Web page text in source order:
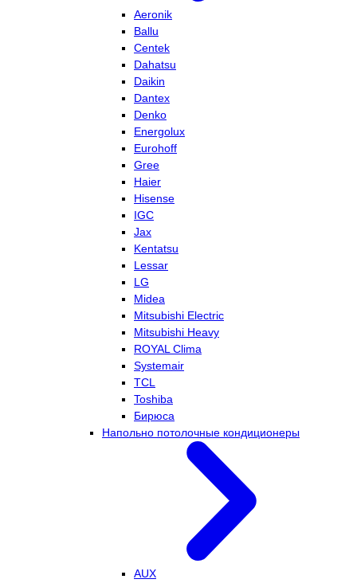
Aeronik
Ballu
Centek
Dahatsu
Daikin
Dantex
Denko
Energolux
Eurohoff
Gree
Haier
Hisense
IGC
Jax
Kentatsu
Lessar
LG
Midea
Mitsubishi Electric
Mitsubishi Heavy
ROYAL Clima
Systemair
TCL
Toshiba
Бирюса
Напольно потолочные кондиционеры
AUX